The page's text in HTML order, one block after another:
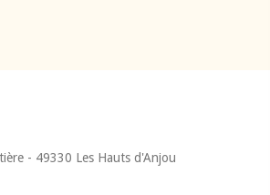
- 49330 Les Hauts d'Anjou